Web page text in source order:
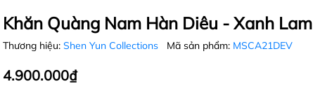
Khăn Quàng Nam Hàn Diêu - Xanh Lam
Thương hiệu: Shen Yun Collections Mã sản phẩm: MSCA21DEV
4.900.000₫